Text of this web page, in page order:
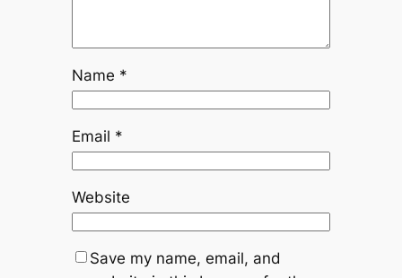
Name *
Email *
Website
Save my name, email, and